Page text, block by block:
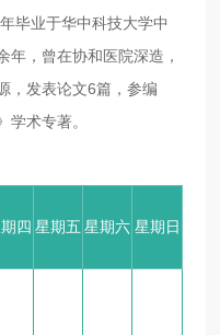
毕业于华中科技大学中
年，曾在协和医院深造，
，发表论文6篇，参编
学术专著。
四 星期五 星期六 星期日